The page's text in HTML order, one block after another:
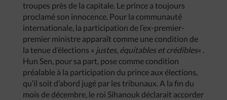
troupes près de la capitale. Le prince a toujours
proclamé son innocence. Pour la communauté
internationale, la participation de l’ex-premier-
premier ministre apparaît comme une condition de
la tenue d’élections « justes, équitables et crédibles« .
Hun Sen, pour sa part, pose comme condition
préalable à la participation du prince aux élections,
qu’il soit d’abord jugé par les tribunaux. A la fin du
mois de décembre, le roi Sihanouk déclarait accorder